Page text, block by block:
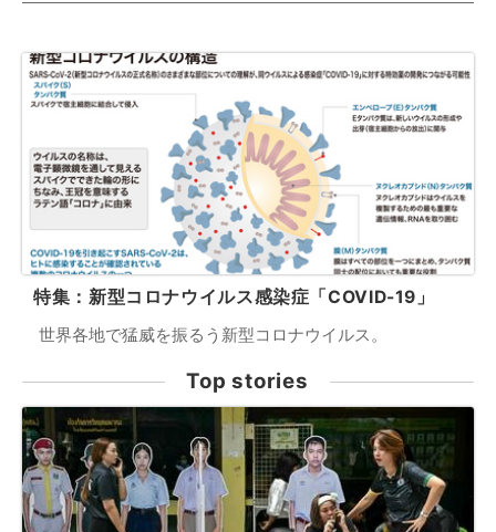
特集：新型コロナウイルス感染症「COVID-19」
世界各地で猛威を振るう新型コロナウイルス。
Top stories